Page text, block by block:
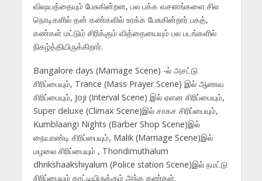
விஷயத்தையும் பேசுகின்றன, பல பக்க வசனங்களை சில
நொடிகளில் தன் கண்களில் உரக்க பேசுகின்றார் பகத்,
கண்கள் மட்டும் சிரிக்கும் வித்தையையும் பல படங்களில்
நிகழ்த்தியிருக்கிறார்.
Bangalore days (Marriage Scene) -ல் அசட்டு
சிரிப்பையும், Trance (Mass Prayer Scene) இல் ஆணவ
சிரிப்பையும், Joji (Interval Scene) இல் ஏளன சிரிப்பையும்,
Super deluxe (Climax Scene)இல் சாகச சிரிப்பையும்,
Kumblaangi Nights (Barber Shop Scene)இல்
நையாண்டி சிரிப்பையும், Malik (Marriage Scene)இல்
மழலை சிரிப்பையும் , Thondimuthalum
dhrikshaakshiyalum (Police station Scene)இல் நமட்டு
சிரிப்பையும் காட்டியிருக்கும் அந்த கண்கள்.